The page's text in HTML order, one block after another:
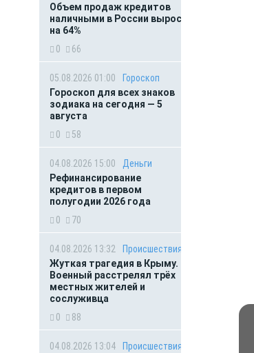
Объем продаж кредитов
наличными в России вырос
на 64%
0
66
05.08.2026 01:00
Гороскоп
Гороскоп для всех знаков
зодиака на сегодня — 5
августа
0
58
04.08.2026 15:00
Деньги
Рефинансирование
кредитов в первом
полугодии 2026 года
0
70
04.08.2026 13:32
Происшествия
Жуткая трагедия в Крыму.
Военный расстрелял трёх
местных жителей и
сослуживца
0
88
04.08.2026 13:04 Происшествия